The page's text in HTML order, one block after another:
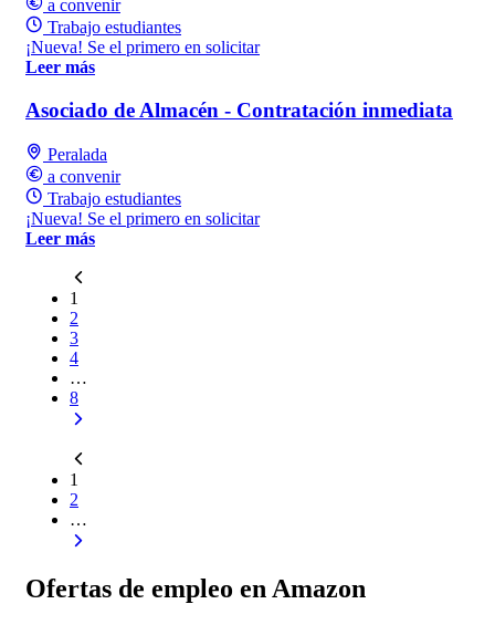
a convenir
Trabajo estudiantes
¡Nueva! Se el primero en solicitar
Leer más
Asociado de Almacén - Contratación inmediata
Peralada
a convenir
Trabajo estudiantes
¡Nueva! Se el primero en solicitar
Leer más
1
2
3
4
…
8
1
2
…
Ofertas de empleo en Amazon